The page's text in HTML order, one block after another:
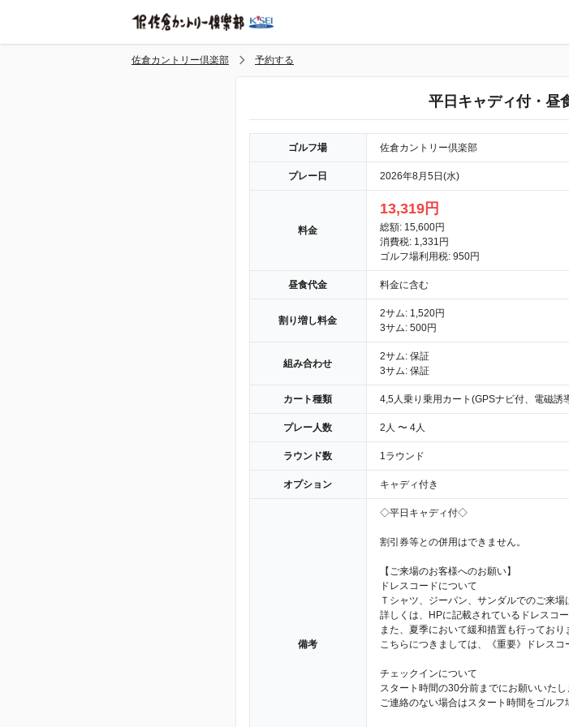
佐倉カントリー倶楽部 予約する
平日キャディ付・昼
ゴルフ場 佐倉カントリー倶楽部
プレー日 2026年8月5日(水)
料金
13,319円
総額: 15,600円
消費税: 1,331円
ゴルフ場利用税: 950円
昼食代金 料金に含む
割り増し料金
2サム: 1,520円
3サム: 500円
組み合わせ
2サム: 保証
3サム: 保証
カート種類 4,5人乗り乗用カート(GPSナビ付、電磁誘
プレー人数 2人 〜 4人
ラウンド数 1ラウンド
オプション キャディ付き
備考
◇平日キャディ付◇
割引券等との併用はできません。
【ご来場のお客様へのお願い】
ドレスコードについて
Ｔシャツ、ジーパン、サンダルでのご来
詳しくは、HPに記載されているドレスコ
また、夏季において緩和措置も行っており
こちらにつきましては、《重要》ドレスコ
チェックインについて
スタート時間の30分前までにお願いいたし
ご連絡のない場合はスタート時間をゴルフ